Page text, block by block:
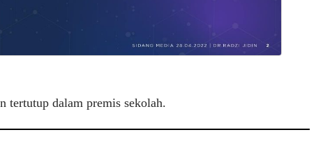
tertutup dalam premis sekolah.